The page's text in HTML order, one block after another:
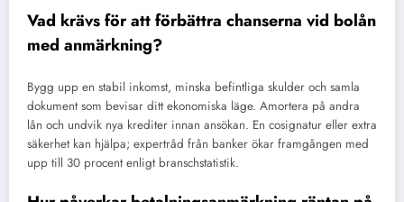
Vad krävs för att förbättra chanserna vid bolån
med anmärkning?
Bygg upp en stabil inkomst, minska befintliga skulder och samla
dokument som bevisar ditt ekonomiska läge. Amortera på andra
lån och undvik nya krediter innan ansökan. En cosignatur eller extra
säkerhet kan hjälpa; expertråd från banker ökar framgången med
upp till 30 procent enligt branschstatistik.